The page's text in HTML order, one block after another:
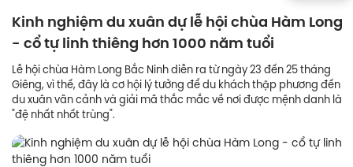
Kinh nghiệm du xuân dự lễ hội chùa Hàm Long
- cổ tự linh thiêng hơn 1000 năm tuổi
Lễ hội chùa Hàm Long Bắc Ninh diễn ra từ ngày 23 đến 25 tháng
Giêng, vì thế, đây là cơ hội lý tưởng để du khách thập phương đến
du xuân vãn cảnh và giải mã thắc mắc về nơi được mệnh danh là
"đệ nhất nhốt trùng".